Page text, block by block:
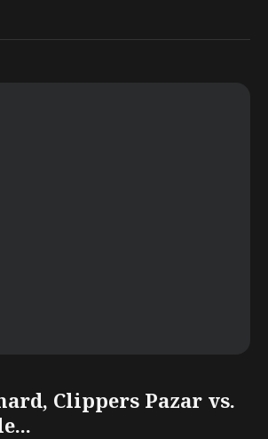
Clippers Pazar vs.